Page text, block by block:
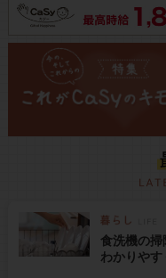
食洗機の掃
わかりやす